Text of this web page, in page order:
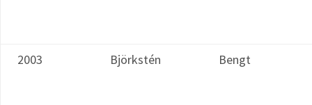
2003 Björkstén Bengt